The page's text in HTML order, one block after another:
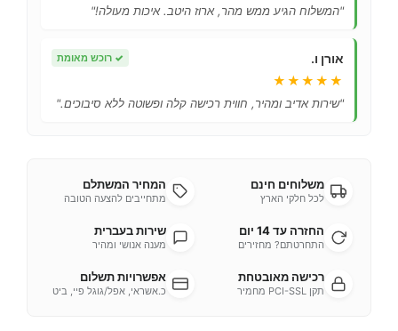
"המשלוח הגיע ממש מהר, ארוז היטב. איכות מעולה!"
אורן ו. ✓ רוכש מאומת
★★★★★
"שירות אדיב ומהיר, חווית רכישה קלה ופשוטה ללא סיבוכים."
משלוחים חינם
לכל חלקי הארץ
המחיר המשתלם
מתחייבים להצעה הטובה
החזרה עד 14 יום
התחרטתם? מחזירים
שירות בעברית
מענה אנושי ומהיר
רכישה מאובטחת
תקן PCI-SSL מחמיר
אפשרויות תשלום
כ.אשראי, אפל/גוגל פיי, ביט